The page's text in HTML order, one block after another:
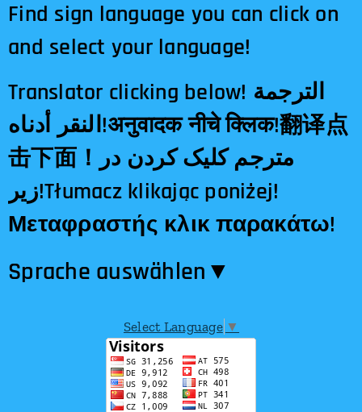
Find sign language you can click on
and select your language!
Translator clicking below! الترجمة
النقر أدناه!अनुवादक नीचे क्लिक!翻译点
击下面！مترجم کلیک کردن در
زیر!Tłumacz klikając poniżej!
Μεταφραστής κλικ παρακάτω!
Sprache auswählen​▼
Select Language ▼